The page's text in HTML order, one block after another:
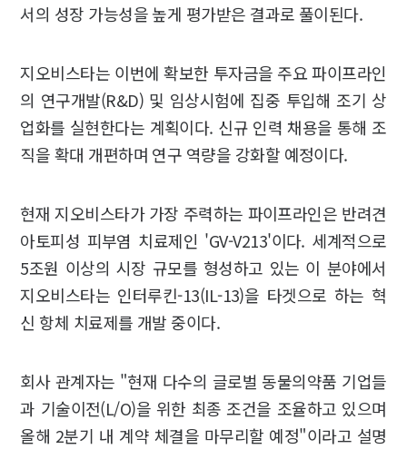
서의 성장 가능성을 높게 평가받은 결과로 풀이된다.
지오비스타는 이번에 확보한 투자금을 주요 파이프라인
의 연구개발(R&D) 및 임상시험에 집중 투입해 조기 상
업화를 실현한다는 계획이다. 신규 인력 채용을 통해 조
직을 확대 개편하며 연구 역량을 강화할 예정이다.
현재 지오비스타가 가장 주력하는 파이프라인은 반려견
아토피성 피부염 치료제인 'GV-V213'이다. 세계적으로
5조원 이상의 시장 규모를 형성하고 있는 이 분야에서
지오비스타는 인터루킨-13(IL-13)을 타겟으로 하는 혁
신 항체 치료제를 개발 중이다.
회사 관계자는 "현재 다수의 글로벌 동물의약품 기업들
과 기술이전(L/O)을 위한 최종 조건을 조율하고 있으며
올해 2분기 내 계약 체결을 마무리할 예정"이라고 설명